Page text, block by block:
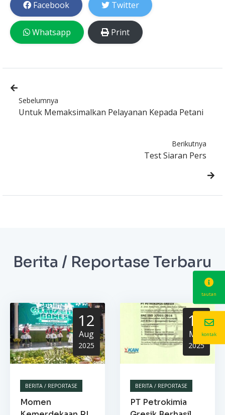
Facebook Twitter
Whatsapp Print
Sebelumnya
Untuk Memaksimalkan Pelayanan Kepada Petani
Berikutnya
Test Siaran Pers
Berita / Reportase Terbaru
12
Aug
2025
BERITA / REPORTASE
Momen
13
Mar
2025
BERITA / REPORTASE
PT Petrokimia
tautan
kontak